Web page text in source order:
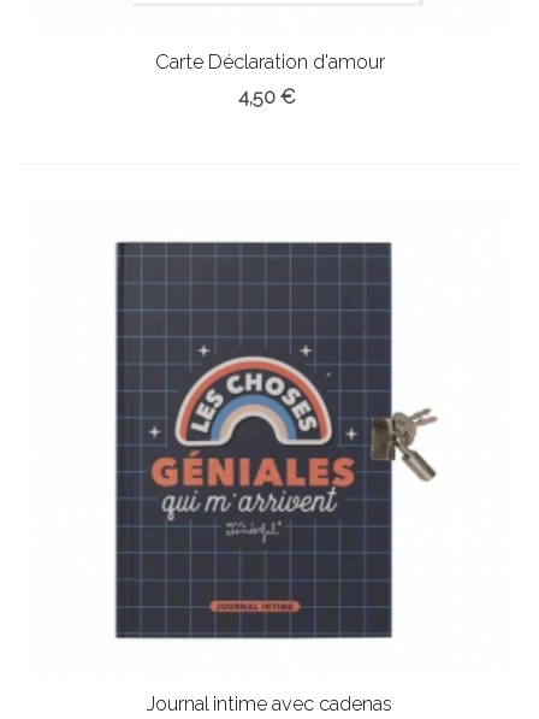
Carte Déclaration d'amour
4,50 €
Journal intime avec cadenas